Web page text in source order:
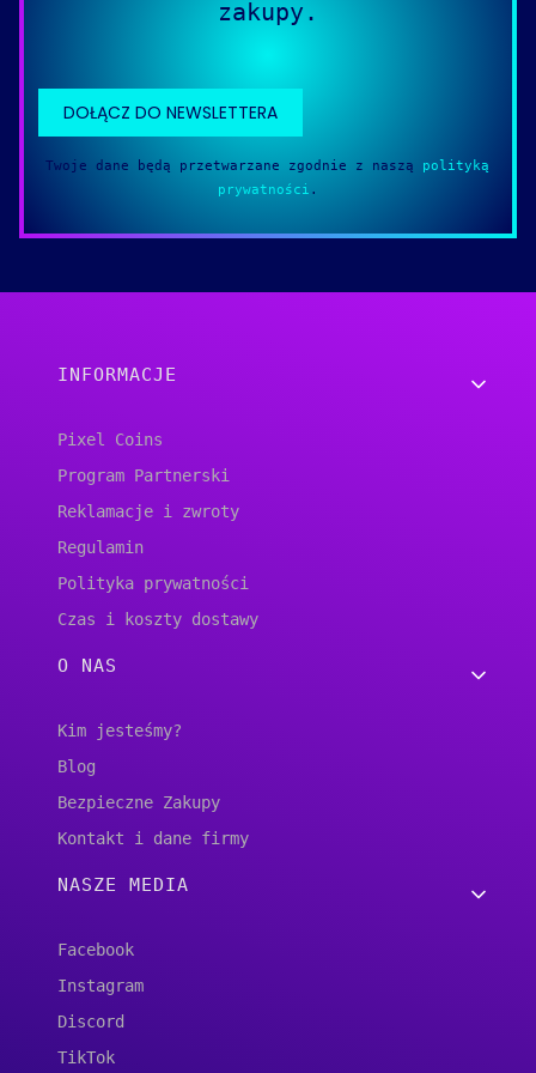
zakupy.
DOŁĄCZ DO NEWSLETTERA
Twoje dane będą przetwarzane zgodnie z naszą polityką
prywatności .
Linki w stopce
INFORMACJE
Pixel Coins
Program Partnerski
Reklamacje i zwroty
Regulamin
Polityka prywatności
Czas i koszty dostawy
O NAS
Kim jesteśmy?
Blog
Bezpieczne Zakupy
Kontakt i dane firmy
NASZE MEDIA
Facebook
Instagram
Discord
TikTok